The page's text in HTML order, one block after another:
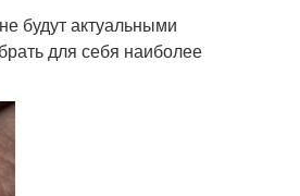
будут актуальными
для себя наиболее